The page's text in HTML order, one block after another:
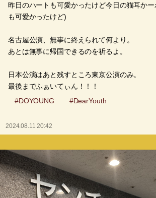
昨日のハートも可愛かったけど今日の猫耳か
も可愛かったけど)
名古屋公演、無事に終えられて何より。
あとは無事に帰国できるのを祈るよ。
日本公演はあと残すところ東京公演のみ。
最後までふぁいてぃん！！！
#DOYOUNG
#DearYouth
2024.08.11 20:42